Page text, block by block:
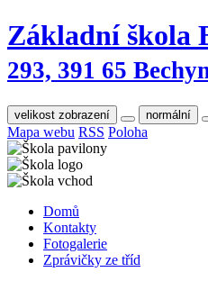
Základní škola
293, 391 65
velikost zobrazení normální
Mapa webu RSS Poloha
Domů
Kontakty
Fotogalerie
Zprávičky ze tříd